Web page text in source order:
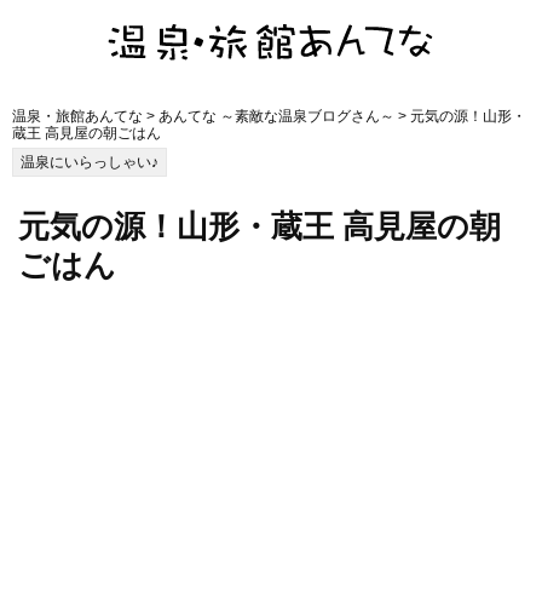
温泉・旅館あんてな > あんてな ～素敵な温泉ブログさん～ > 元気の源！山形・
蔵王 高見屋の朝ごはん
温泉にいらっしゃい♪
元気の源！山形・蔵王 高見屋の朝
ごはん